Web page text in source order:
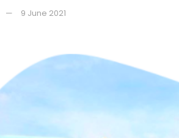
9 June 2021